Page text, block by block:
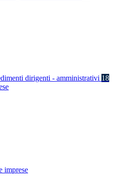
dirigenti - amministrativi 18
imprese